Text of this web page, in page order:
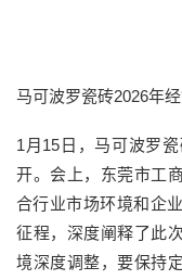
马可波罗瓷砖2026年
1月15日，马可波罗
开。会上，东莞市工
合行业市场环境和企
征程，深度阐释了此
境深度调整，要保持